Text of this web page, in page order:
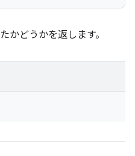
かどうかを返します。